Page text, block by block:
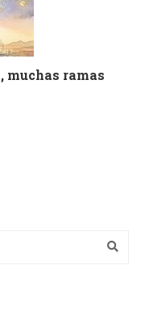
muchas ramas